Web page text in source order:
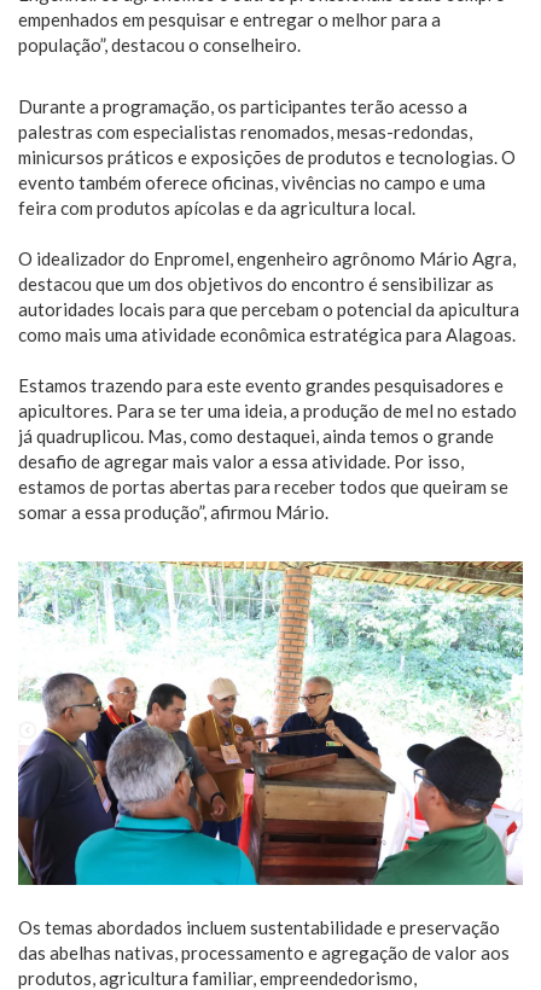
empenhados em pesquisar e entregar o melhor para a
população”, destacou o conselheiro.
Durante a programação, os participantes terão acesso a
palestras com especialistas renomados, mesas-redondas,
minicursos práticos e exposições de produtos e tecnologias. O
evento também oferece oficinas, vivências no campo e uma
feira com produtos apícolas e da agricultura local.
O idealizador do Enpromel, engenheiro agrônomo Mário Agra,
destacou que um dos objetivos do encontro é sensibilizar as
autoridades locais para que percebam o potencial da apicultura
como mais uma atividade econômica estratégica para Alagoas.
Estamos trazendo para este evento grandes pesquisadores e
apicultores. Para se ter uma ideia, a produção de mel no estado
já quadruplicou. Mas, como destaquei, ainda temos o grande
desafio de agregar mais valor a essa atividade. Por isso,
estamos de portas abertas para receber todos que queiram se
somar a essa produção”, afirmou Mário.
Os temas abordados incluem sustentabilidade e preservação
das abelhas nativas, processamento e agregação de valor aos
produtos, agricultura familiar, empreendedorismo,